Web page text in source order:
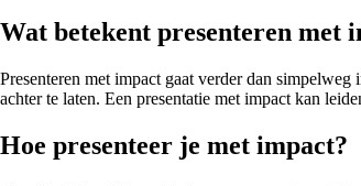
Wat betekent presenteren met
Presenteren met impact gaat verder dan
achter te laten. Een presentatie met impact kan
Hoe presenteer je met impact?